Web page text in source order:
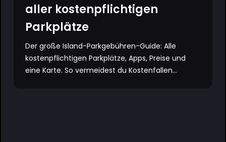
aller kostenpflichtigen
Parkplätze
Der große Island-Parkgebühren-Guide: Alle
kostenpflichtigen Parkplätze, Apps, Preise und
eine Karte. So vermeidest du Kostenfallen...